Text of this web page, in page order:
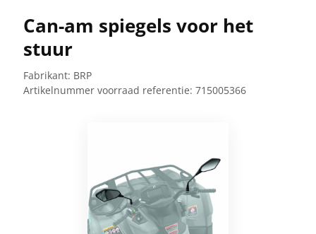
Can-am spiegels voor het
stuur
Fabrikant: BRP
Artikelnummer voorraad referentie: 715005366